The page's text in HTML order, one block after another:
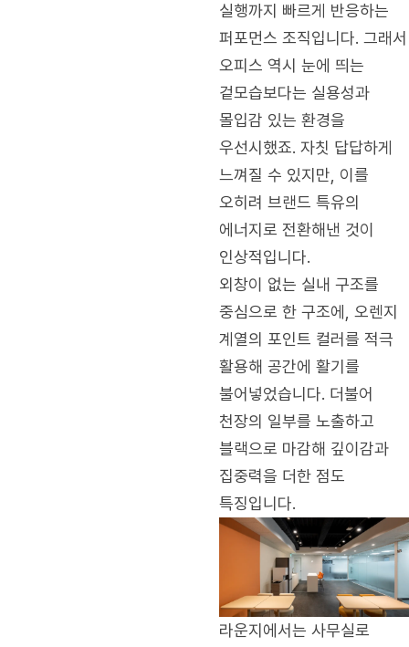
실행까지 빠르게 반응하는
퍼포먼스 조직입니다. 그래서
오피스 역시 눈에 띄는
겉모습보다는 실용성과
몰입감 있는 환경을
우선시했죠. 자칫 답답하게
느껴질 수 있지만, 이를
오히려 브랜드 특유의
에너지로 전환해낸 것이
인상적입니다.
외창이 없는 실내 구조를
중심으로 한 구조에, 오렌지
계열의 포인트 컬러를 적극
활용해 공간에 활기를
불어넣었습니다. 더불어
천장의 일부를 노출하고
블랙으로 마감해 깊이감과
집중력을 더한 점도
특징입니다.
라운지에서는 사무실로